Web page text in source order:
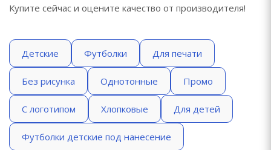
Купите сейчас и оцените качество от производителя!
Детские Футболки Для печати
Без рисунка Однотонные Промо
С логотипом Хлопковые Для детей
Футболки детские под нанесение